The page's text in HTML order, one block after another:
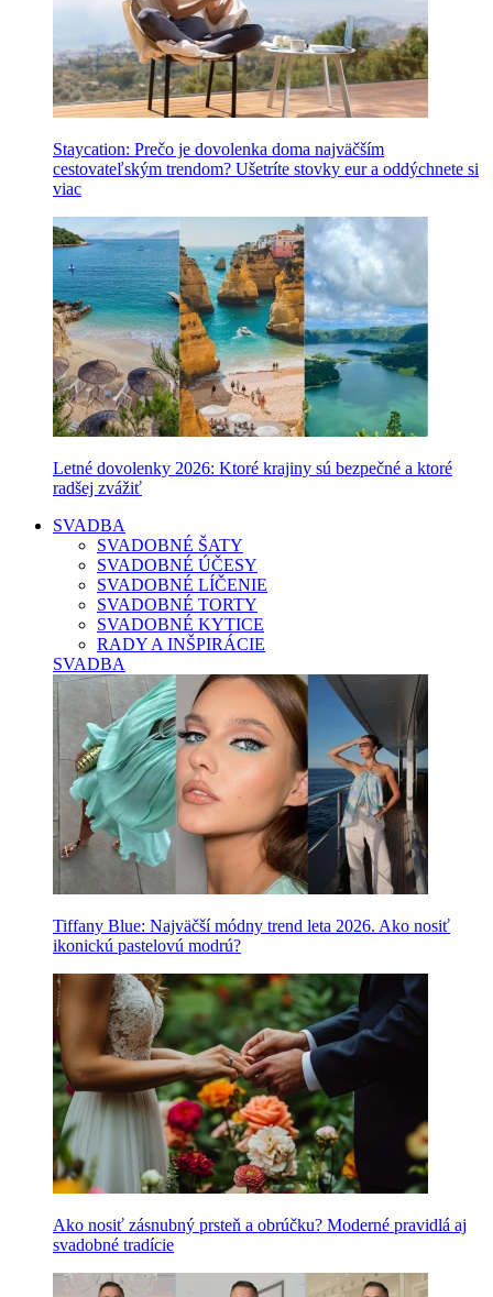
Staycation: Prečo je dovolenka doma najväčším
cestovateľským trendom? Ušetríte stovky eur a oddýchnete si
viac
Letné dovolenky 2026: Ktoré krajiny sú bezpečné a ktoré
radšej zvážiť
SVADBA
SVADOBNÉ ŠATY
SVADOBNÉ ÚČESY
SVADOBNÉ LÍČENIE
SVADOBNÉ TORTY
SVADOBNÉ KYTICE
RADY A INŠPIRÁCIE
SVADBA
Tiffany Blue: Najväčší módny trend leta 2026. Ako nosiť
ikonickú pastelovú modrú?
Ako nosiť zásnubný prsteň a obrúčku? Moderné pravidlá aj
svadobné tradície